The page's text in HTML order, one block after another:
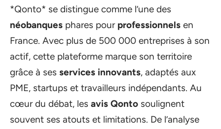
*Qonto* se distingue comme l’une des
néobanques phares pour professionnels en
France. Avec plus de 500 000 entreprises à son
actif, cette plateforme marque son territoire
grâce à ses services innovants, adaptés aux
PME, startups et travailleurs indépendants. Au
cœur du débat, les avis Qonto soulignent
souvent ses atouts et limitations. De l’analyse